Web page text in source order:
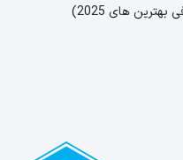
های 2025)